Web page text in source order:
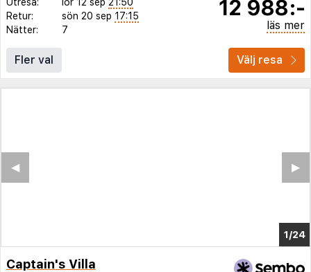
Retur:
sön 20 sep 17:15
Nätter:
7
12 988:-
läs mer
Fler val Välj resa
1/17
▶︎
◀︎
Captain's Villa